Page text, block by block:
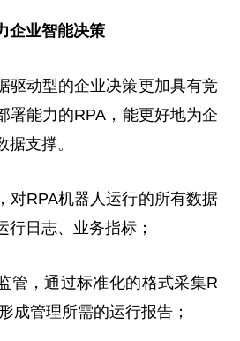
企业智能决策
驱动型的企业决策更加具有竞
署能力的RPA，能更好地为企
支撑。
对RPA机器人运行的所有数据
行日志、业务指标；
管，通过标准化的格式采集R
成管理所需的运行报告；